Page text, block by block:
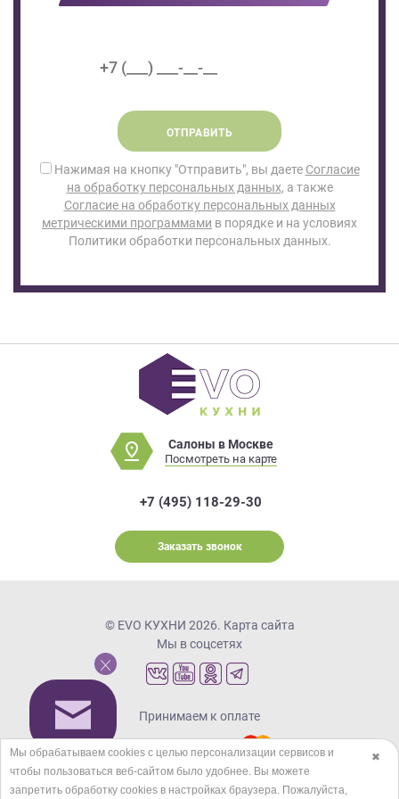
ОТПРАВИТЬ
Нажимая на кнопку "Отправить", вы даете Согласие
на обработку персональных данных, а также
Согласие на обработку персональных данных
метрическими программами в порядке и на условиях
Политики обработки персональных данных.
Салоны в Москве
Посмотреть на карте
+7 (495) 118-29-30
Заказать звонок
© EVO КУХНИ 2026. Карта сайта
Мы в соцсетях
Принимаем к оплате
Кредиты и рассрочка
✖
Мы обрабатываем cookies с целью персонализации сервисов и
чтобы пользоваться веб-сайтом было удобнее. Вы можете
запретить обработку сookies в настройках браузера. Пожалуйста,